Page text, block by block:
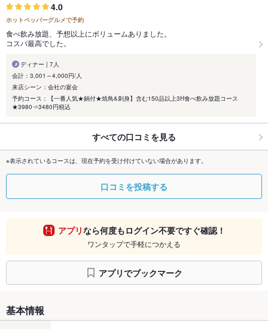
4.0
ホットペッパーグルメで予約
食べ飲み放題、予想以上にボリュームありました。
コスパ最高でした。
ディナー | 7人
会計：3,001～4,000円/人
来店シーン：会社の宴会
予約コース：【一番人気★鍋付★焼鳥&刺身】含む150品以上3H食べ飲み放題コース
★3980⇒3480円税込
すべての口コミを見る
※表示されているコースは、現在予約を受け付けていない場合があります。
口コミを投稿する
アプリなら何度もログイン不要ですぐ確認！
ワンタップで手軽につかえる
アプリでブックマーク
基本情報